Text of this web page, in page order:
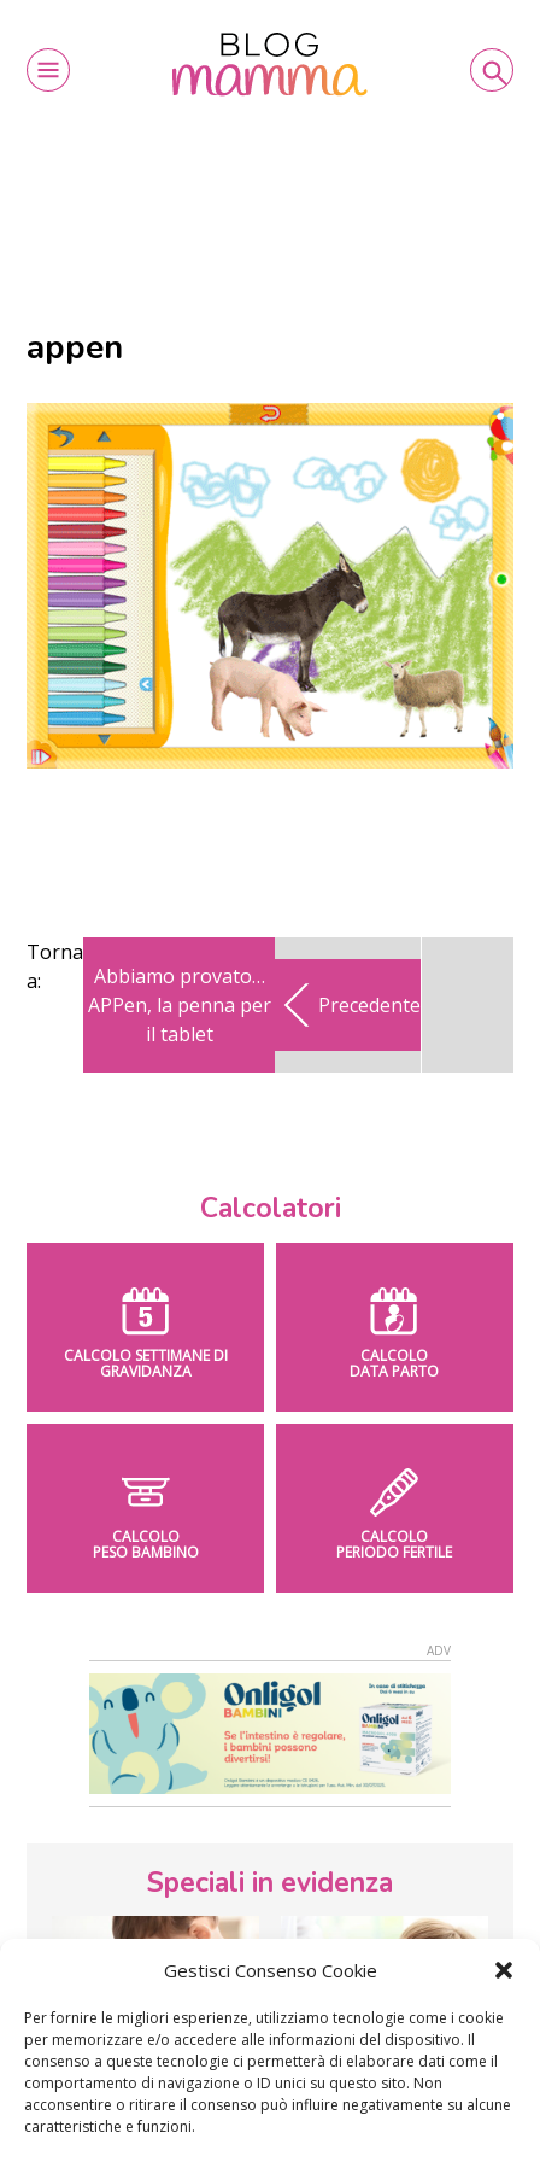
Gestisci Consenso Cookie
Per fornire le migliori esperienze, utilizziamo tecnologie come i cookie
per memorizzare e/o accedere alle informazioni del dispositivo. Il
consenso a queste tecnologie ci permetterà di elaborare dati come il
comportamento di navigazione o ID unici su questo sito. Non
acconsentire o ritirare il consenso può influire negativamente su alcune
caratteristiche e funzioni.
appen
Torna
a:
Abbiamo provato…
APPen, la penna per
il tablet
Precedente
Calcolatori
CALCOLO SETTIMANE DI
GRAVIDANZA
CALCOLO
DATA PARTO
CALCOLO
PESO BAMBINO
CALCOLO
PERIODO FERTILE
Speciali in evidenza
Vaccini SOS Pediatra